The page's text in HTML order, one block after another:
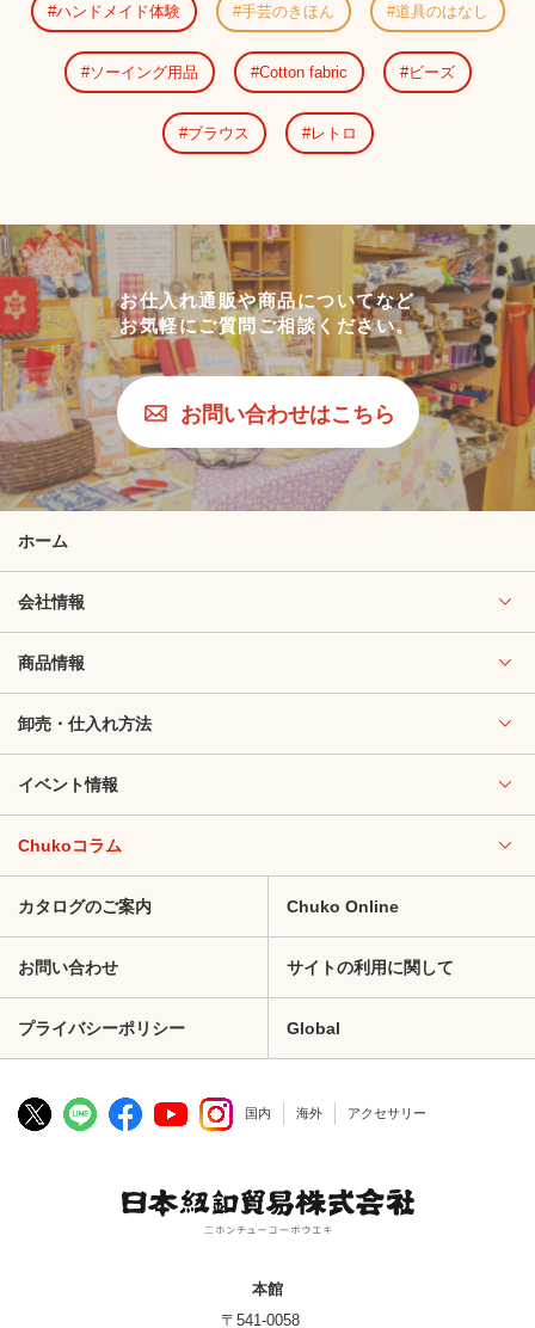
ハンドメイド体験 手芸のきほん 道具のはなし
ソーイング用品 Cotton fabric ビーズ
ブラウス レトロ
お仕入れ通販や商品についてなど
お気軽にご質問ご相談ください。
お問い合わせはこちら
ホーム
会社情報
商品情報
卸売・仕入れ方法
イベント情報
Chukoコラム
カタログのご案内 Chuko Online
お問い合わせ サイトの利用に関して
プライバシーポリシー Global
国内 海外 アクセサリー
本館
〒541-0058